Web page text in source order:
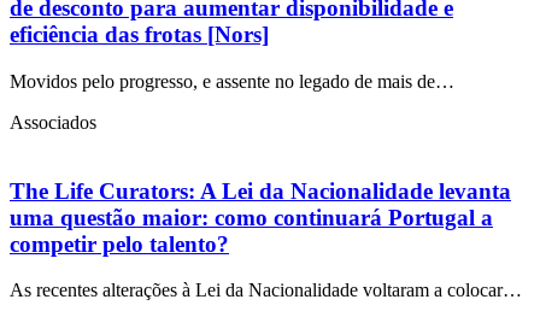
de desconto para aumentar disponibilidade e
eficiência das frotas [Nors]
Movidos pelo progresso, e assente no legado de mais de…
Associados
The Life Curators: A Lei da Nacionalidade levanta
uma questão maior: como continuará Portugal a
competir pelo talento?
As recentes alterações à Lei da Nacionalidade voltaram a colocar…